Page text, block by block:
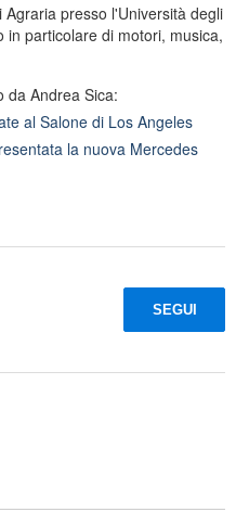
presso l'Università degli
in particolare di motori, musica,
da Andrea Sica:
al Salone di Los Angeles
la nuova Mercedes
SEGUI